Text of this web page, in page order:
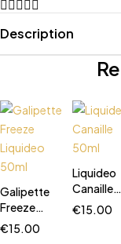
Description
Galipette
Freeze
Liquideo
€15.00
Liquideo
Canaille
50ml
€15.00